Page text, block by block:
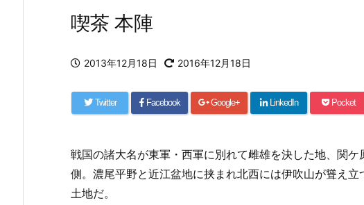
喫茶 本陣
2013年12月18日 2016年12月18日
Twitter Facebook Google+ LinkedIn Pocket
戦国の諸大名が東軍・西軍に別れて雌雄を決した地、関
側。濃尾平野と近江盆地に挟まれ北西には伊吹山が聳え
土地だ。